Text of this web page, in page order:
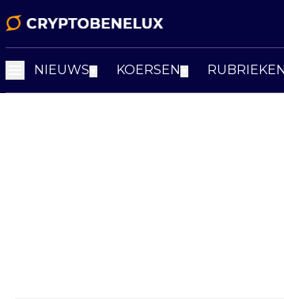
NIEUWS KOERSEN RUBRIEKEN